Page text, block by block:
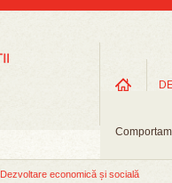
Dezvoltare economică și socială